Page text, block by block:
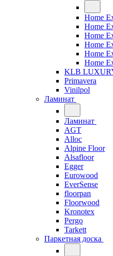
Home
Home
Home
Home
Home
Home
KLB
Primavera
Vinilpol
Ламинат
Ламинат
AGT
Alloc
Alpine Floor
Alsafloor
Egger
Eurowood
EverSense
floorpan
Floorwood
Kronotex
Pergo
Tarkett
Паркетная доска